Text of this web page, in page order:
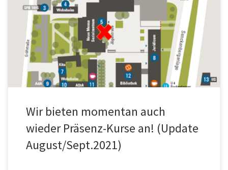
***Update August/September 2021*** Kostenlose Deutschkurse
für Anfänger*innen (A1-A2) Dienstags und Mittwochs 19:00-20:30
Die Kurse finden auf dem Campus Bockenheim in […]
Wir bieten momentan auch
wieder Präsenz-Kurse an! (Update
August/Sept.2021)